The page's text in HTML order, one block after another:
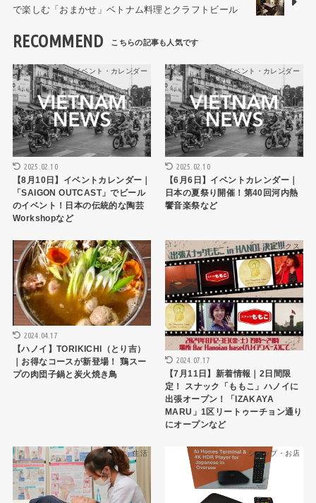
で楽しむ「おまかせ」ベトナム料理とクラフトビール
RECOMMEND
イベント・カレンダー
2025.02.10
【8月10日】イベントカレンダー｜
「SAIGON OUTCAST」でビール
のイベント！日本の伝統的な陶芸
Workshopなど
イベント・カレンダー
2025.02.10
【6月6日】イベントカレンダー｜
日本の夏祭り開催！第40回河内熱
饗音楽祭など
ハノイレストラン
2024.04.17
【ハノイ】TORIKICHI（とり吉）
｜お得なコースが新登場！ 鶏スー
プの肉団子鍋と炭火焼き鳥
トピックス
2024.07.17
【7月11日】新着情報｜2日間限
定！ スナック「ももこ」ハノイに
出張オープン！「IZAKAYA
MARU」1区リートゥーチョン通り
にオープンなど
生活 ショップ・お店